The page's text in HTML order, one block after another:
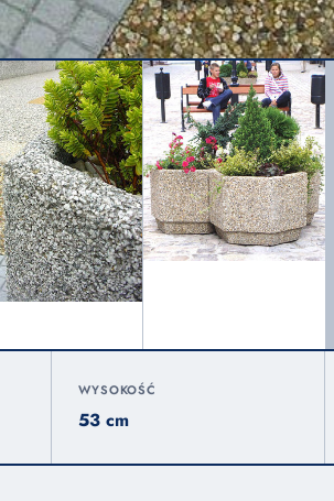
WYSOKOŚĆ
53 cm